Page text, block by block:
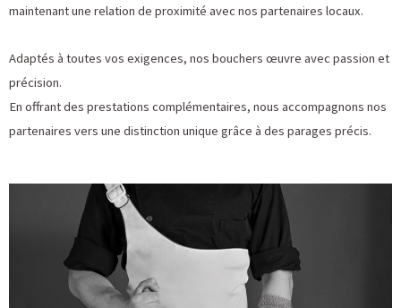
maintenant une relation de proximité avec nos partenaires locaux.
Adaptés à toutes vos exigences, nos bouchers œuvre avec passion et
précision.
En offrant des prestations complémentaires, nous accompagnons nos
partenaires vers une distinction unique grâce à des parages précis.